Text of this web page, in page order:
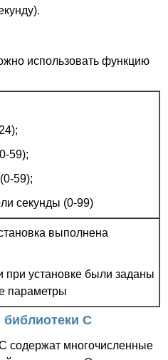
использовать функцию
59);
59);
секунды (0-99)
выполнена
при установке были заданы
параметры
библиотеки С
содержат многочисленные